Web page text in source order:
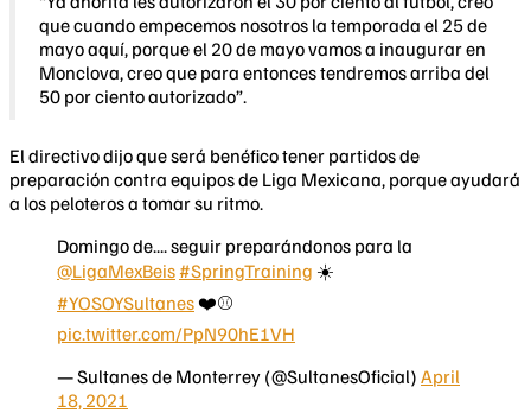
que cuando empecemos nosotros la temporada el 25 de
mayo aquí, porque el 20 de mayo vamos a inaugurar en
Monclova, creo que para entonces tendremos arriba del
50 por ciento autorizado”.
El directivo dijo que será benéfico tener partidos de
preparación contra equipos de Liga Mexicana, porque ayudará
a los peloteros a tomar su ritmo.
Domingo de.... seguir preparándonos para la
@LigaMexBeis #SpringTraining ☀️
#YOSOYSultanes ❤️⚾️
pic.twitter.com/PpN90hE1VH
— Sultanes de Monterrey (@SultanesOficial) April
18, 2021